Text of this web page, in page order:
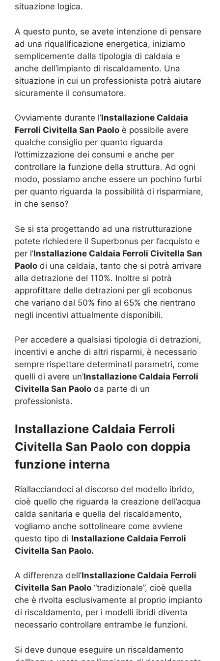
situazione logica.
A questo punto, se avete intenzione di pensare
ad una riqualificazione energetica, iniziamo
semplicemente dalla tipologia di caldaia e
anche dell’impianto di riscaldamento. Una
situazione in cui un professionista potrà aiutare
sicuramente il consumatore.
Ovviamente durante l’Installazione Caldaia
Ferroli Civitella San Paolo è possibile avere
qualche consiglio per quanto riguarda
l’ottimizzazione dei consumi e anche per
controllare la funzione della struttura. Ad ogni
modo, possiamo anche essere un pochino furbi
per quanto riguarda la possibilità di risparmiare,
in che senso?
Se si sta progettando ad una ristrutturazione
potete richiedere il Superbonus per l’acquisto e
per l’Installazione Caldaia Ferroli Civitella San
Paolo di una caldaia, tanto che si potrà arrivare
alla detrazione del 110%. Inoltre si potrà
approfittare delle detrazioni per gli ecobonus
che variano dal 50% fino al 65% che rientrano
negli incentivi attualmente disponibili.
Per accedere a qualsiasi tipologia di detrazioni,
incentivi e anche di altri risparmi, è necessario
sempre rispettare determinati parametri, come
quelli di avere un’Installazione Caldaia Ferroli
Civitella San Paolo da parte di un
professionista.
Installazione Caldaia Ferroli
Civitella San Paolo con doppia
funzione interna
Riallacciandoci al discorso del modello ibrido,
cioè quello che riguarda la creazione dell’acqua
calda sanitaria e quella del riscaldamento,
vogliamo anche sottolineare come avviene
questo tipo di Installazione Caldaia Ferroli
Civitella San Paolo.
A differenza dell’Installazione Caldaia Ferroli
Civitella San Paolo “tradizionale”, cioè quella
che è rivolta esclusivamente al proprio impianto
di riscaldamento, per i modelli ibridi diventa
necessario controllare entrambe le funzioni.
Si deve dunque eseguire un riscaldamento